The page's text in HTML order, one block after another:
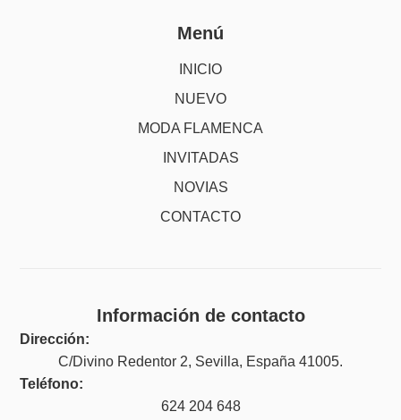
Menú
INICIO
NUEVO
MODA FLAMENCA
INVITADAS
NOVIAS
CONTACTO
Información de contacto
Dirección:
C/Divino Redentor 2, Sevilla, España 41005.
Teléfono:
624 204 648